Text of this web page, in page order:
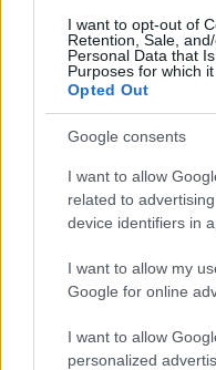
I want to opt-out of
Retention, Sale,
Personal Data that
Purposes for which it
Opted Out
Google consents
I want to allow
related to
device identifiers in
I want to allow my
Google for online
I want to allow
personalized
tumefatto”.
“La notte di
di guerra che non
aggiunto
accerchiata e
giovani, un 18enne
via Mazzini, altri due
altri feriti meno
un poliziotto rivela:
immigrati ”.